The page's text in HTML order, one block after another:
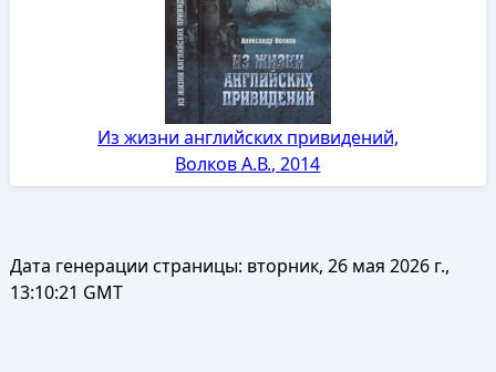
Из жизни английских привидений,
Волков А.В., 2014
Дата генерации страницы: вторник, 26 мая 2026 г.,
13:10:21 GMT